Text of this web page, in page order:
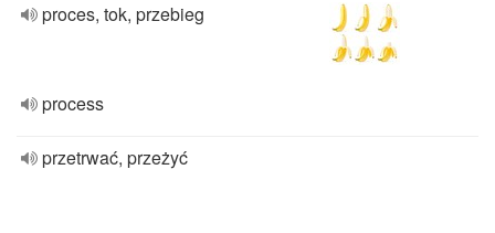
proces, tok, przebieg
process
przetrwać, przeżyć